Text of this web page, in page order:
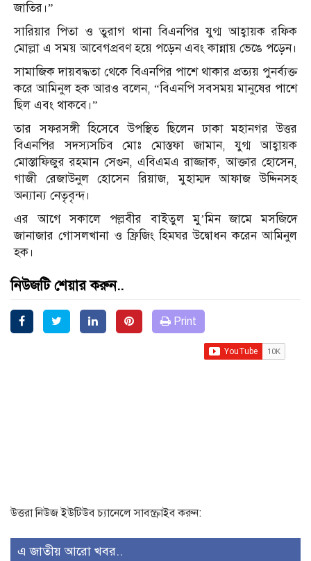
জাতির।”
সারিয়ার পিতা ও তুরাগ থানা বিএনপির যুগ্ম আহ্বায়ক রফিক
মোল্লা এ সময় আবেগপ্রবণ হয়ে পড়েন এবং কান্নায় ভেঙে পড়েন।
সামাজিক দায়বদ্ধতা থেকে বিএনপির পাশে থাকার প্রত্যয় পুনর্ব্যক্ত
করে আমিনুল হক আরও বলেন, “বিএনপি সবসময় মানুষের পাশে
ছিল এবং থাকবে।”
তার সফরসঙ্গী হিসেবে উপস্থিত ছিলেন ঢাকা মহানগর উত্তর
বিএনপির সদস্যসচিব মোঃ মোস্তফা জামান, যুগ্ম আহ্বায়ক
মোস্তাফিজুর রহমান সেগুন, এবিএমএ রাজ্জাক, আক্তার হোসেন,
গাজী রেজাউনুল হোসেন রিয়াজ, মুহাম্মদ আফাজ উদ্দিনসহ
অন্যান্য নেতৃবৃন্দ।
এর আগে সকালে পল্লবীর বাইতুল মু’মিন জামে মসজিদে
জানাজার গোসলখানা ও ফ্রিজিং হিমঘর উদ্বোধন করেন আমিনুল
হক।
নিউজটি শেয়ার করুন..
Print
উত্তরা নিউজ ইউটিউব চ্যানেলে সাবস্ক্রাইব করুন:
এ জাতীয় আরো খবর..